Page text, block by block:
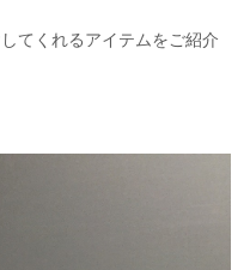
てくれるアイテムをご紹介